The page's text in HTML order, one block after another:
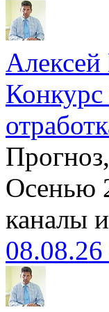
Конкурс
Осенью
каналы